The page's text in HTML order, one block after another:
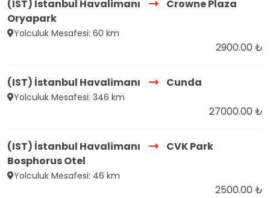
(IST) İstanbul Havalimanı
Crowne Plaza
Oryapark
Yolculuk Mesafesi: 60 km
2900.00 ₺
(IST) İstanbul Havalimanı Cunda
Yolculuk Mesafesi: 346 km
27000.00 ₺
(IST) İstanbul Havalimanı
CVK Park
Bosphorus Otel
Yolculuk Mesafesi: 46 km
2500.00 ₺